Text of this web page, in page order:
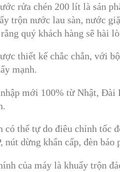
rửa chén 200 lít là sản
trộn nước lau sàn, nước
quý khách hàng sẽ hài
thiết kế chắc chắn, với
mạnh.
mới 100% từ Nhật, Đài
có thể tự do điêu chỉnh tốc
nút dừng khẩn cấp, đèn báo
của máy là khuấy trộn